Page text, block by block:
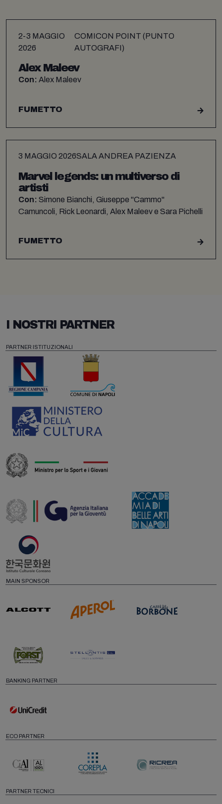
2-3 MAGGIO
2026
COMICON POINT (PUNTO
AUTOGRAFI)
Alex Maleev
Con: Alex Maleev
FUMETTO
3 MAGGIO 2026SALA ANDREA PAZIENZA
Marvel legends: un multiverso di
artisti
Con: Simone Bianchi, Giuseppe "Cammo"
Camuncoli, Rick Leonardi, Alex Maleev e Sara Pichelli
FUMETTO
I NOSTRI PARTNER
PARTNER ISTITUZIONALI
MAIN SPONSOR
BANKING PARTNER
ECO PARTNER
PARTNER TECNICI